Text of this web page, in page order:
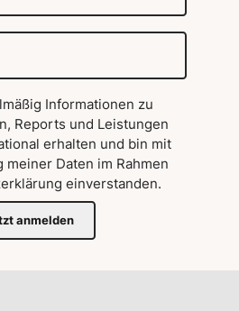
Informationen zu
Reports und Leistungen
erhalten und bin mit
meiner Daten im Rahmen
einverstanden.
anmelden